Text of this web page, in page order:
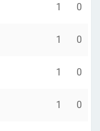
1 0
1 0
1 0
1 0